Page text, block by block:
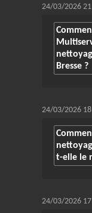
24/03/2026
Bresse ?
24/03/2026
t-elle le
24/03/2026